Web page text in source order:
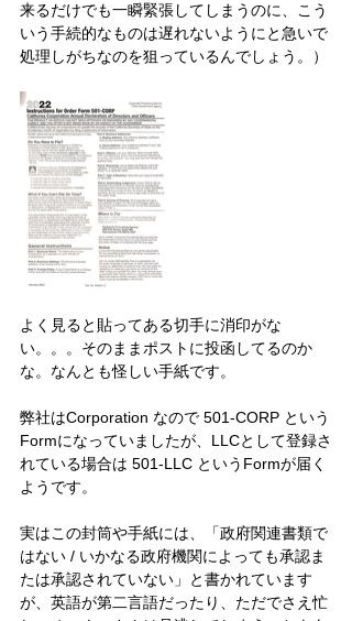
来るだけでも一瞬緊張してしまうのに、こう
いう手続的なものは遅れないようにと急いで
処理しがちなのを狙っているんでしょう。）
よく見ると貼ってある切手に消印がな
い。。。そのままポストに投函してるのか
な。なんとも怪しい手紙です。
弊社はCorporation なので 501-CORP という
Formになっていましたが、LLCとして登録さ
れている場合は 501-LLC というFormが届く
ようです。
実はこの封筒や手紙には、「政府関連書類で
はない / いかなる政府機関によっても承認ま
たは承認されていない」と書かれています
が、英語が第二言語だったり、ただでさえ忙